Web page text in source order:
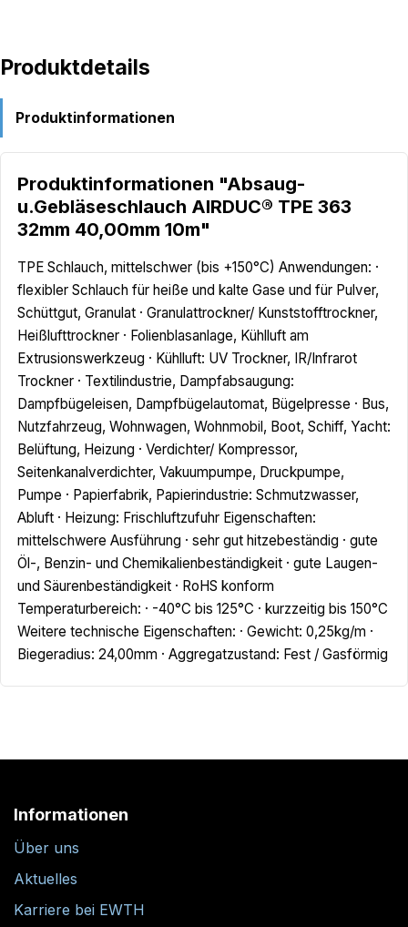
Produktdetails
Produktinformationen
Produktinformationen "Absaug-
u.Gebläseschlauch AIRDUC® TPE 363
32mm 40,00mm 10m"
TPE Schlauch, mittelschwer (bis +150°C) Anwendungen: ·
flexibler Schlauch für heiße und kalte Gase und für Pulver,
Schüttgut, Granulat · Granulattrockner/ Kunststofftrockner,
Heißlufttrockner · Folienblasanlage, Kühlluft am
Extrusionswerkzeug · Kühlluft: UV Trockner, IR/Infrarot
Trockner · Textilindustrie, Dampfabsaugung:
Dampfbügeleisen, Dampfbügelautomat, Bügelpresse · Bus,
Nutzfahrzeug, Wohnwagen, Wohnmobil, Boot, Schiff, Yacht:
Belüftung, Heizung · Verdichter/ Kompressor,
Seitenkanalverdichter, Vakuumpumpe, Druckpumpe,
Pumpe · Papierfabrik, Papierindustrie: Schmutzwasser,
Abluft · Heizung: Frischluftzufuhr Eigenschaften:
mittelschwere Ausführung · sehr gut hitzebeständig · gute
Öl-, Benzin- und Chemikalienbeständigkeit · gute Laugen-
und Säurenbeständigkeit · RoHS konform
Temperaturbereich: · -40°C bis 125°C · kurzzeitig bis 150°C
Weitere technische Eigenschaften: · Gewicht: 0,25kg/m ·
Biegeradius: 24,00mm · Aggregatzustand: Fest / Gasförmig
Informationen
Über uns
Aktuelles
Karriere bei EWTH